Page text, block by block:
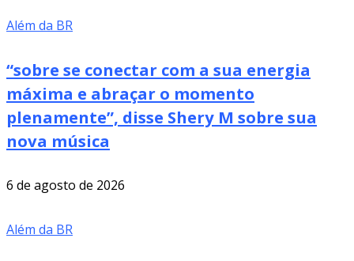
Além da BR
“sobre se conectar com a sua energia
máxima e abraçar o momento
plenamente”, disse Shery M sobre sua
nova música
6 de agosto de 2026
Além da BR